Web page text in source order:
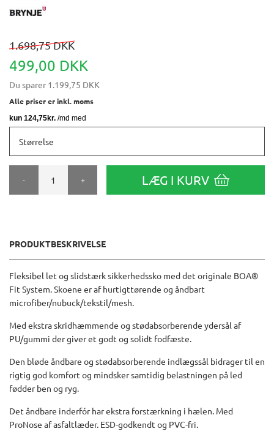
1.698,75 DKK
499,00 DKK
Du sparer 1.199,75 DKK
Alle priser er inkl. moms
Størrelse
- + LÆG I KURV
PRODUKTBESKRIVELSE
Fleksibel let og slidstærk sikkerhedssko med det originale BOA®
Fit System. Skoene er af hurtigttørende og åndbart
microfiber/nubuck/tekstil/mesh.
Med ekstra skridhæmmende og stødabsorberende ydersål af
PU/gummi der giver et godt og solidt fodfæste.
Den bløde åndbare og stødabsorberende indlægssål bidrager til en
rigtig god komfort og mindsker samtidig belastningen på led
fødder ben og ryg.
Det åndbare inderfór har ekstra forstærkning i hælen. Med
ProNose af asfaltlæder. ESD-godkendt og PVC-fri.